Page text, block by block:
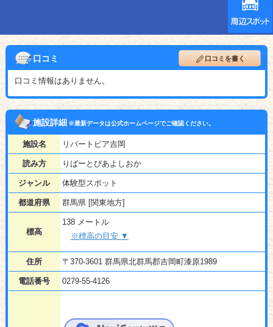
口コミ 口コミを書く
口コミ情報はありません。
施設詳細※最新データは公式ホームページでご確認ください。
施設名 リバートピア吉岡
読み方 りばーとぴあよしおか
ジャンル 体験型スポット
都道府県 群馬県 [関東地方]
標高
138 メートル
※標高の目安 ▼
住所 〒370-3601 群馬県北群馬郡吉岡町漆原1989
電話番号 0279-55-4126